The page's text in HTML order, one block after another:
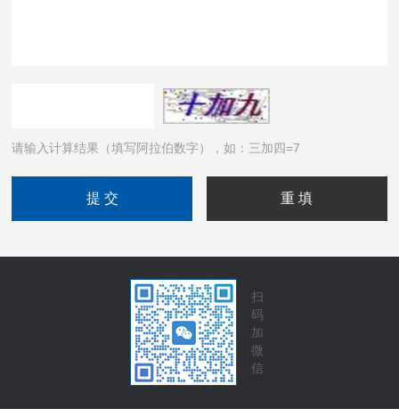
请输入计算结果（填写阿拉伯数字），如：三加四=7
扫
码
加
微
信